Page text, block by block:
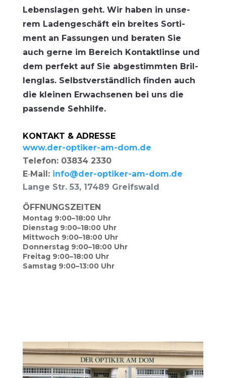
Lebens­la­gen geht. Wir haben in unse­
rem Laden­ge­schäft ein brei­tes Sor­ti­
ment an Fas­sun­gen und bera­ten Sie
auch ger­ne im Bereich Kon­takt­lin­se und
dem per­fekt auf Sie abge­stimm­ten Bril­
len­glas. Selbst­ver­ständ­lich fin­den auch
die klei­nen Erwach­se­nen bei uns die
pas­sen­de Sehhilfe.
KONTAKT & ADRESSE
www.der-optiker-am-dom.de
Tele­fon: 03834 2330
E‑Mail: info@der-optiker-am-dom.de
Lan­ge Str. 53, 17489 Greifswald
ÖFFNUNGSZEITEN
Mon­tag 9:00–18:00 Uhr
Diens­tag 9:00–18:00 Uhr
Mitt­woch 9:00–18:00 Uhr
Don­ners­tag 9:00–18:00 Uhr
Frei­tag 9:00–18:00 Uhr
Sams­tag 9:00–13:00 Uhr